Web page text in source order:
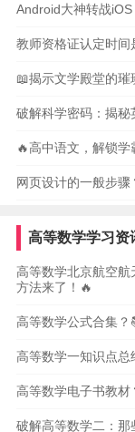
Android大神转战
教师资格证认定时
📖揭示文学殿堂的
破解科学密码：揭
🔥高中语文，解锁
网页设计的一般步
高等数学学习资
高等数学北京航空
方法来了！🔥
高等数学公式合集？
高等数学一知识点
高等数学电子书教
破解高等数学二：那